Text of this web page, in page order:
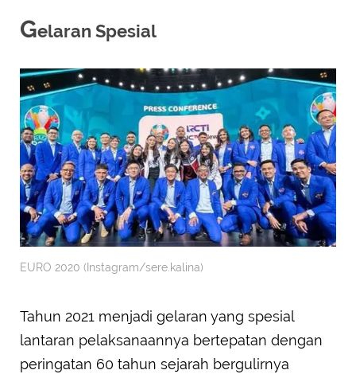
Gelaran Spesial
EURO 2020 (Instagram/sere.kalina)
Tahun 2021 menjadi gelaran yang spesial
lantaran pelaksanaannya bertepatan dengan
peringatan 60 tahun sejarah bergulirnya